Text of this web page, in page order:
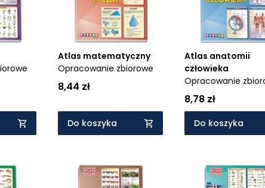
Atlas matematyczny
Opracowanie zbiorowe
8,44 zł
Do koszyka
Atlas anatomii
człowieka
Opracowanie
8,78 zł
Do koszyka